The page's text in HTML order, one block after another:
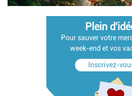
Plein
Pour sauver votre
week-end et vos
Inscrivez-